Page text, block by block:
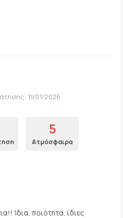
11/01/2026
5
Ατμόσφαιρα
Ίδια, ποιότητα, ίδιες